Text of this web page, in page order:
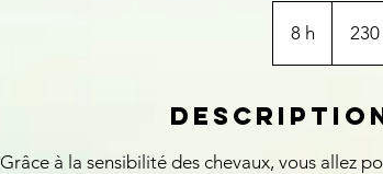
8 h
h
230
Grâce à la sensibilité des chevaux, vous allez